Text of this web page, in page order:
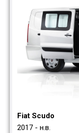
Fiat Scudo
2017 - н.в.